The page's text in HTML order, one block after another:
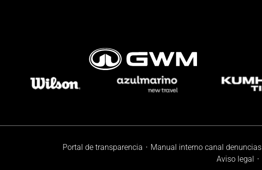
Portal de transparencia Manual interno canal denuncias
Aviso legal